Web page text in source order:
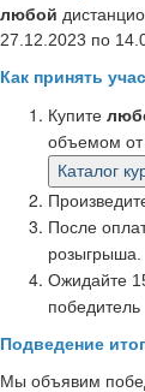
любой
27.12.2023 по
Как принять
Купите
объемом от
После
розыгрыша.
Ожидайте
победитель
Подведение
Мы объявим